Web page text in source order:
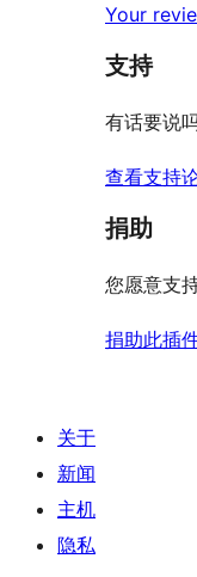
价
评
价
星
评
1
星
价
Your
支持
有话要说
查看支持
捐助
您愿意支
捐助此插
关于
新闻
主机
隐私